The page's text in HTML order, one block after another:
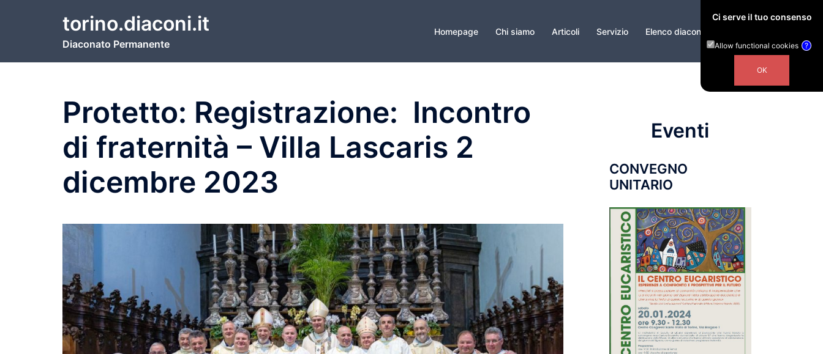
torino.diaconi.it
Diaconato Permanente
Homepage Chi siamo Articoli Servizio Elenco diaconi
Protetto: Registrazione: Incontro
di fraternità – Villa Lascaris 2
dicembre 2023
Eventi
CONVEGNO
UNITARIO
Ci serve il tuo consenso
Allow functional cookies ?